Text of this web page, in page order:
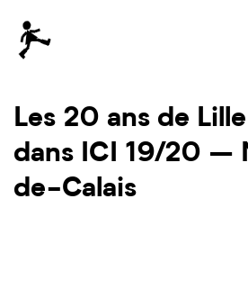
le voyage continue
Rechercher
Les 20 ans de
dans ICI 19/20 –
de-Calais